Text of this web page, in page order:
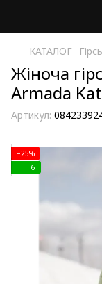
КАТАЛОГ
Жіноча
Armada
Артикул:
−25%
6